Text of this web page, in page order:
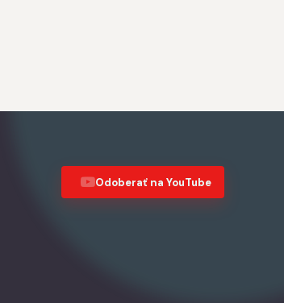
Odoberať na YouTube